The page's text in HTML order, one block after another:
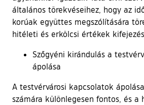
általános törekvéseihez, hogy az
korúak együttes megszólítására
hitéleti és erkölcsi értékek
Szőgyéni kirándulás a
ápolása
A testvérvárosi kapcsolatok
számára különlegesen fontos, és a